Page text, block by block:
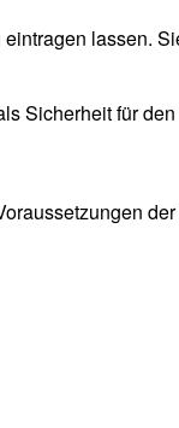
lassen.
Sicherheit für den